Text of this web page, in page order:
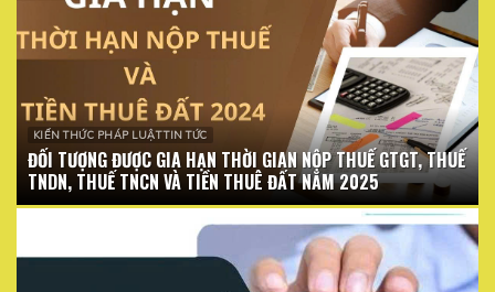
KIẾN THỨC PHÁP LUẬT TIN TỨC
ĐỐI TƯỢNG ĐƯỢC GIA HẠN THỜI GIAN NỘP THUẾ GTGT, THUẾ
TNDN, THUẾ TNCN VÀ TIỀN THUÊ ĐẤT NĂM 2025